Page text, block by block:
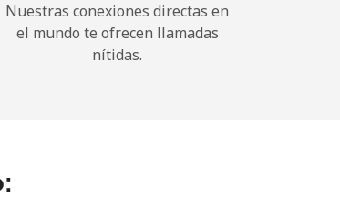
Nuestras conexiones directas en
el mundo te ofrecen llamadas
nítidas.